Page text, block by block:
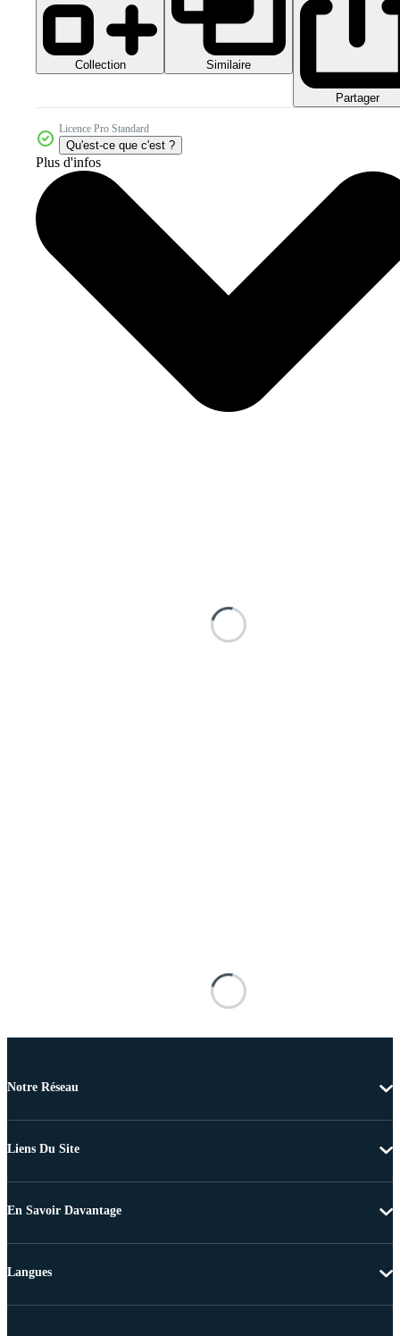
Collection Similaire
Partager
Licence Pro Standard
Qu'est-ce que c'est ?
Plus d'infos
Notre Réseau
Liens Du Site
En Savoir Davantage
Langues